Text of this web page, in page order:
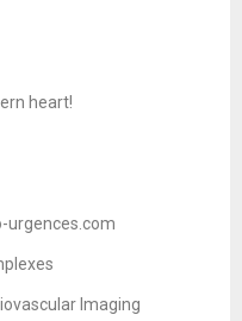
heart!
urgences.com
Imaging